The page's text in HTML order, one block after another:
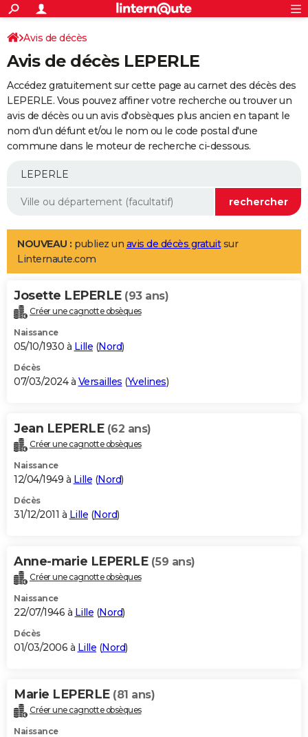
ACTUALITÉS
Politique
Société
Faits Divers
Education
Monde
Villes
+
SPORT
Coupe du monde 2026
Football
Tennis
Cyclisme
Rugby
Forum
Programme TV
TNTStreaming
Cinéma
Sorties cinéma
Musique
+FINANCE
Retraite
Epargne
Immobilier
Risques naturels par ville
Banque
Assurance
AUTO
Essais
Réserver un essai
Citadines
Berlines
SUV
Forum auto
+
Mobiles
Meilleur smartphone
Internet
Ordinateurs
Jeux vidéo
Guide high-tech
Aménagement intérieur
LIFESTYLE
Art de vivre
Bien-être
Loisirs
Mode
Modes de vie
Alimentation
Guide de la santé
Maladies
Médicaments
Sommeil
VOYAGE
Destinations
City break
Voyage nature
Voyage de noces
Forum
Climat
+PHOTO
GUIDES D'ACHAT
BONS PLANS
Carte de Noël
Carte Bonne année
Carte Saint-Valentin
Carte Pâques
Carte d'anniversaire
DICTIONNAIRE
Dictionnaire
Biographies
Citations
Expressions
Proverbes
PROGRAMME TV
S'inscrire
Se connecter
Lycées
Collèges
Primaires
Universités
Entreprises
Service militaire
Avis de recherche
AVIS DE DÉCÈS
Bricolage
Lifestyle
Culture
Sport
Auto
Television
Voyage
Cinema
Avis de décès
Avis de décès LEPERLE
Accédez gratuitement sur cette page au carnet des décès des
LEPERLE. Vous pouvez affiner votre recherche ou trouver un
avis de décès ou un avis d'obsèques plus ancien en tapant le
nom d'un défunt et/ou le nom ou le code postal d'une
commune dans le moteur de recherche ci-dessous.
NOUVEAU : publiez un avis de décès gratuitsur
Linternaute.com
Josette LEPERLE (93 ans)
Créer une cagnotte obsèques
Naissance
05/10/1930 à Lille (Nord)
Décès
07/03/2024 à Versailles (Yvelines)
Jean LEPERLE (62 ans)
Créer une cagnotte obsèques
Naissance
12/04/1949 à Lille (Nord)
Décès
31/12/2011 à Lille (Nord)
Anne-marie LEPERLE (59 ans)
Créer une cagnotte obsèques
Naissance
22/07/1946 à Lille (Nord)
Décès
01/03/2006 à Lille (Nord)
Marie LEPERLE (81 ans)
Créer une cagnotte obsèques
Naissance